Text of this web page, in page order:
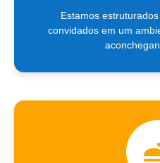
Estamos
convidados em um